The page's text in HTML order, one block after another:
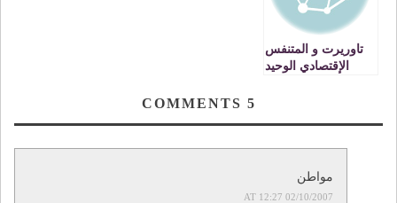
تاوريرت و المتنفس
الإقتصادي الوحيد
5
مواطن
02/10/2007 AT 12:27